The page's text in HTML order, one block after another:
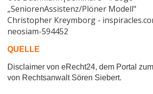
„SeniorenAssistenz/Plöner Modell"
Christopher Kreymborg -
neosiam-594452
QUELLE
Disclaimer von eRecht24, dem Portal
von Rechtsanwalt Sören Siebert.